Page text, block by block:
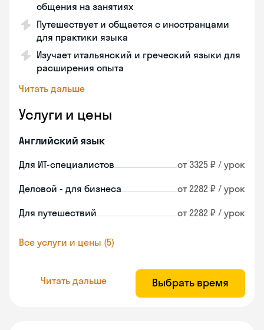
общения на занятиях
Путешествует и общается с иностранцами
для практики языка
Изучает итальянский и греческий языки для
расширения опыта
Читать дальше
Услуги и цены
Английский язык
Для ИТ-специалистов от 3325 ₽ / урок
Деловой - для бизнеса от 2282 ₽ / урок
Для путешествий от 2282 ₽ / урок
Все услуги и цены (5)
Читать дальше Выбрать время